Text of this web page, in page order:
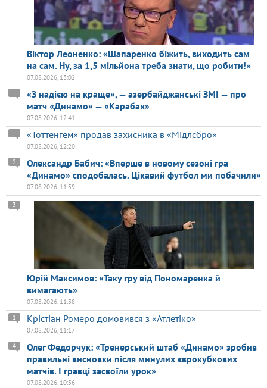
Віктор Леоненко: «Шапаренко біжить, виходить сам
на сам. Ну, за 1,5 мільйона треба знати, що робити!»
07.08.2026, 13:02
«З надією на краще», — азербайджанські ЗМІ — про
матч «Динамо» — «Карабах»
07.08.2026, 12:41
«Тоттенгем» продав захисника в «Мідлсбро»
07.08.2026, 12:20
Олександр Бабич: «Вперше в новому сезоні гра
«Динамо» сподобалась. Цікавий футбол ми побачили»
2
07.08.2026, 11:59
Юрій Максимов: «Таку гру від Пономаренка й
вимагають»
3
07.08.2026, 11:38
Крістіан Ромеро домовився з «Атлетіко»
1
07.08.2026, 11:17
Олег Федорчук: «Тренерський штаб «Динамо» зробив
правильні висновки після минулих єврокубкових
матчів. І гравці засвоїли урок»
4
07.08.2026, 10:56